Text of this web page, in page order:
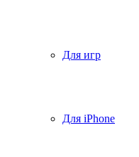
Для игр
Для iPhone